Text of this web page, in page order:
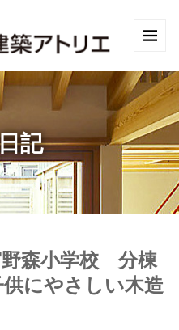
記
野森小学校 分棟
にやさしい木造